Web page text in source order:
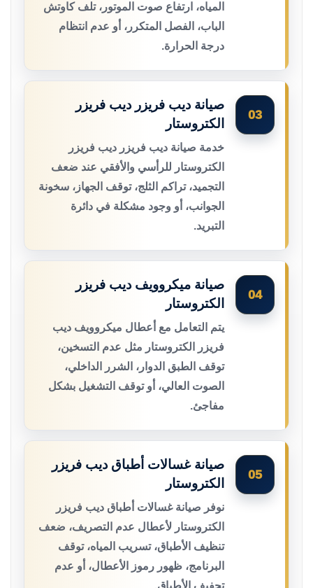
المياه، ارتفاع صوت الموتور، تلف كاوتش
الباب، الفصل المتكرر، أو عدم انتظام
درجة الحرارة.
03
صيانة ديب فريزر ديب فريزر
الكتروستار
خدمة صيانة ديب فريزر ديب فريزر
الكتروستار للرأسي والأفقي عند ضعف
التجميد، تراكم الثلج، توقف الجهاز، سخونة
الجوانب، أو وجود مشكلة في دائرة
التبريد.
04
صيانة ميكروويف ديب فريزر
الكتروستار
يتم التعامل مع أعطال ميكروويف ديب
فريزر الكتروستار مثل عدم التسخين،
توقف الطبق الدوار، الشرر الداخلي،
الصوت العالي، أو توقف التشغيل بشكل
مفاجئ.
05
صيانة غسالات أطباق ديب فريزر
الكتروستار
نوفر صيانة غسالات أطباق ديب فريزر
الكتروستار لأعطال عدم التصريف، ضعف
تنظيف الأطباق، تسريب المياه، توقف
البرنامج، ظهور رموز الأعطال، أو عدم
تجفيف الأطباق.